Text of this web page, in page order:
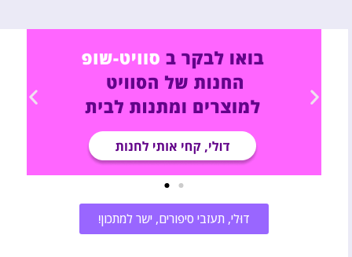
דוּלי, תעזבי סיפורים, ישר למתכון!